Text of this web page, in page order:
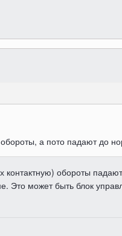
а пото падают до
обороты
Это может быть блок